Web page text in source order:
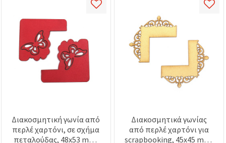
Διακοσμητική γωνία από
περλέ χαρτόνι, σε σχήμα
πεταλούδας, 48x53 mm,
Διακοσμητικά γωνίας
από περλέ χαρτόνι για
scrapbooking, 45x45 mm,